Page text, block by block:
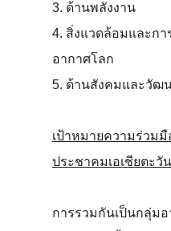
3. ด้านพลังงาน
4. สิ่งแวดล้อมและกา
อากาศโลก
5. ด้านสังคมและวัฒ
เป้าหมายความร่วม
ประชาคมเอเชียตะวั
การรวมกันเป็นกลุ่มอ